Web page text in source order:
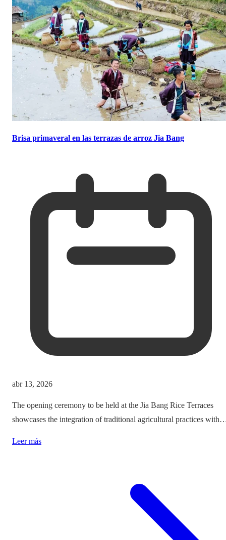
Brisa primaveral en las terrazas de arroz Jia Bang
abr 13, 2026
The opening ceremony to be held at the Jia Bang Rice Terraces
showcases the integration of traditional agricultural practices with
authenticity and cultural preservation amidst commercialization.
Leer más